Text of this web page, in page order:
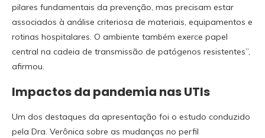
pilares fundamentais da prevenção, mas precisam estar
associados à análise criteriosa de materiais, equipamentos e
rotinas hospitalares. O ambiente também exerce papel
central na cadeia de transmissão de patógenos resistentes”,
afirmou.
Impactos da pandemia nas UTIs
Um dos destaques da apresentação foi o estudo conduzido
pela Dra. Verônica sobre as mudanças no perfil